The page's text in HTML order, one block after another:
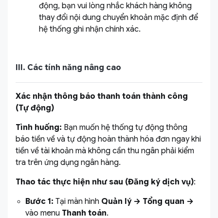
động, bạn vui lòng nhắc khách hàng không
thay đổi nội dung chuyển khoản mặc định để
hệ thống ghi nhận chính xác.
III. Các tính năng nâng cao
Xác nhận thông báo thanh toán thành công
(Tự động)
Tình huống: Bạn muốn hệ thống tự động thông
báo tiền về và tự động hoàn thành hóa đơn ngay khi
tiền về tài khoản mà không cần thu ngân phải kiểm
tra trên ứng dụng ngân hàng.
Thao tác thực hiện như sau (Đăng ký dịch vụ):
Bước 1: Tại màn hình Quản lý → Tổng quan →
vào menu Thanh toán.